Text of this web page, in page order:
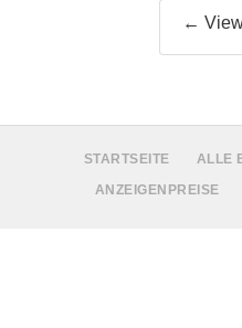
←
STARTSEITE ALLE
ANZEIGENPREISE